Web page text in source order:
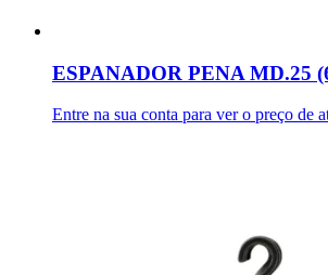
ESPANADOR PENA MD.25
Entre na sua conta para ver o preço de